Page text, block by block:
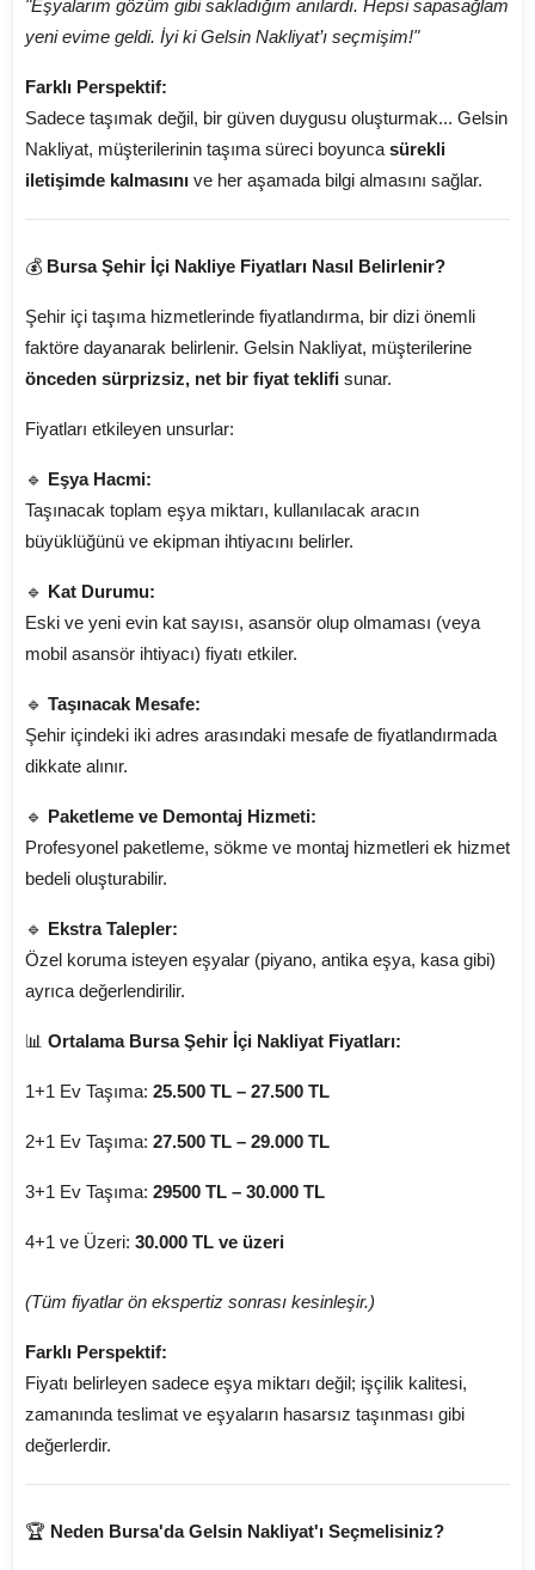
"Eşyalarım gözüm gibi sakladığım anılardı. Hepsi sapasağlam
yeni evime geldi. İyi ki Gelsin Nakliyat’ı seçmişim!"
Farklı Perspektif:
Sadece taşımak değil, bir güven duygusu oluşturmak... Gelsin
Nakliyat, müşterilerinin taşıma süreci boyunca sürekli
iletişimde kalmasını ve her aşamada bilgi almasını sağlar.
💰 Bursa Şehir İçi Nakliye Fiyatları Nasıl Belirlenir?
Şehir içi taşıma hizmetlerinde fiyatlandırma, bir dizi önemli
faktöre dayanarak belirlenir. Gelsin Nakliyat, müşterilerine
önceden sürprizsiz, net bir fiyat teklifi sunar.
Fiyatları etkileyen unsurlar:
🔹 Eşya Hacmi:
Taşınacak toplam eşya miktarı, kullanılacak aracın
büyüklüğünü ve ekipman ihtiyacını belirler.
🔹 Kat Durumu:
Eski ve yeni evin kat sayısı, asansör olup olmaması (veya
mobil asansör ihtiyacı) fiyatı etkiler.
🔹 Taşınacak Mesafe:
Şehir içindeki iki adres arasındaki mesafe de fiyatlandırmada
dikkate alınır.
🔹 Paketleme ve Demontaj Hizmeti:
Profesyonel paketleme, sökme ve montaj hizmetleri ek hizmet
bedeli oluşturabilir.
🔹 Ekstra Talepler:
Özel koruma isteyen eşyalar (piyano, antika eşya, kasa gibi)
ayrıca değerlendirilir.
📊 Ortalama Bursa Şehir İçi Nakliyat Fiyatları:
1+1 Ev Taşıma: 25.500 TL – 27.500 TL
2+1 Ev Taşıma: 27.500 TL – 29.000 TL
3+1 Ev Taşıma: 29500 TL – 30.000 TL
4+1 ve Üzeri: 30.000 TL ve üzeri
(Tüm fiyatlar ön ekspertiz sonrası kesinleşir.)
Farklı Perspektif:
Fiyatı belirleyen sadece eşya miktarı değil; işçilik kalitesi,
zamanında teslimat ve eşyaların hasarsız taşınması gibi
değerlerdir.
🏆 Neden Bursa'da Gelsin Nakliyat'ı Seçmelisiniz?